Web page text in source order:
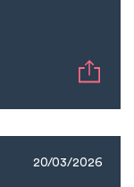
20/03/2026